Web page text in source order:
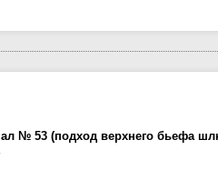
№ 53 (подход верхнего бьефа